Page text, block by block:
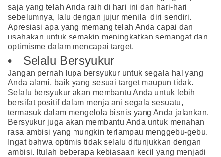
saja yang telah Anda raih di hari ini dan hari-hari
sebelumnya, lalu dengan jujur menilai diri sendiri.
Apresiasi apa yang memang telah Anda capai dan
usahakan untuk semakin meningkatkan semangat dan
optimisme dalam mencapai target.
• Selalu Bersyukur
Jangan pernah lupa bersyukur untuk segala hal yang
Anda alami, baik yang sesuai target maupun tidak.
Selalu bersyukur akan membantu Anda untuk lebih
bersifat positif dalam menjalani segala sesuatu,
termasuk dalam mengelola bisnis yang Anda jalankan.
Bersyukur juga akan membantu Anda untuk menahan
rasa ambisi yang mungkin terlampau menggebu-gebu.
Ingat bahwa optimis tidak selalu ditunjukkan dengan
ambisi. Itulah beberapa kebiasaan kecil yang menjadi